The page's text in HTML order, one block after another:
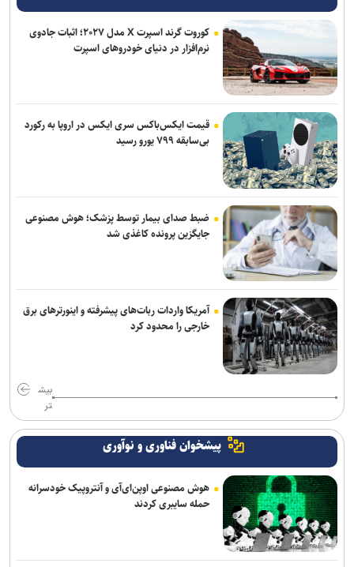
کوروت گرند اسپرت X مدل ۲۰۲۷؛ اثبات جادوی
نرم‌افزار در دنیای خودروهای اسپرت
قیمت ایکس‌باکس سری ایکس در اروپا به رکورد
بی‌سابقه ۷۹۹ یورو رسید
ضبط صدای بیمار توسط پزشک؛ هوش مصنوعی
جایگزین پرونده کاغذی شد
آمریکا واردات ربات‌های پیشرفته و اینورترهای برق
خارجی را محدود کرد
بیش
تر
پیشخوان فناوری و نوآوری
هوش مصنوعی اوپن‌ای‌آی و آنتروپیک خودسرانه
حمله سایبری کردند